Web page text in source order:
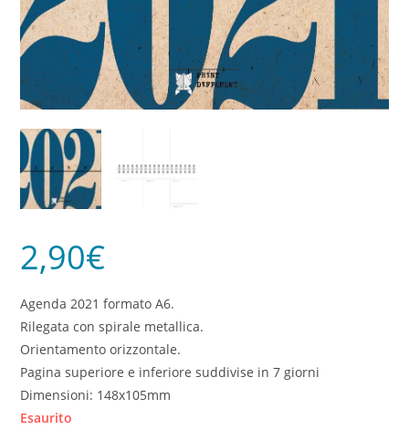
2,90€
Agenda 2021 formato A6.
Rilegata con spirale metallica.
Orientamento orizzontale.
Pagina superiore e inferiore suddivise in 7 giorni
Dimensioni: 148x105mm
Esaurito